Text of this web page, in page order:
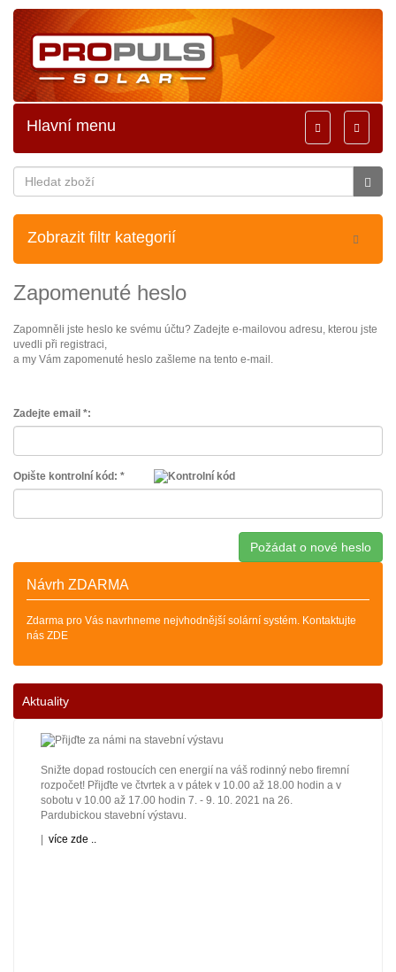
Toggle
Toggle
navigation
Hlavní menu
Zobrazit filtr kategorií
Zapomenuté heslo
Zapomněli jste heslo ke svému účtu? Zadejte e-mailovou adresu, kterou jste
uvedli při registraci,
a my Vám zapomenuté heslo zašleme na tento e-mail.
Zadejte email *:
Opište kontrolní kód: *
Návrh ZDARMA
Zdarma pro Vás navrhneme nejvhodnější solární systém. Kontaktujte
nás ZDE
Aktuality
Snižte dopad rostoucích cen energií na váš rodinný nebo firemní
rozpočet! Přijďte ve čtvrtek a v pátek v 10.00 až 18.00 hodin a v
sobotu v 10.00 až 17.00 hodin 7. - 9. 10. 2021 na 26.
Pardubickou stavební výstavu.
více zde ..